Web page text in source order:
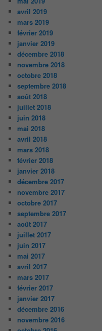
avril 2019
mars 2019
février 2019
janvier 2019
décembre 2018
novembre 2018
octobre 2018
septembre 2018
août 2018
juillet 2018
juin 2018
mai 2018
avril 2018
mars 2018
février 2018
janvier 2018
décembre 2017
novembre 2017
octobre 2017
septembre 2017
août 2017
juillet 2017
juin 2017
mai 2017
avril 2017
mars 2017
février 2017
janvier 2017
décembre 2016
novembre 2016